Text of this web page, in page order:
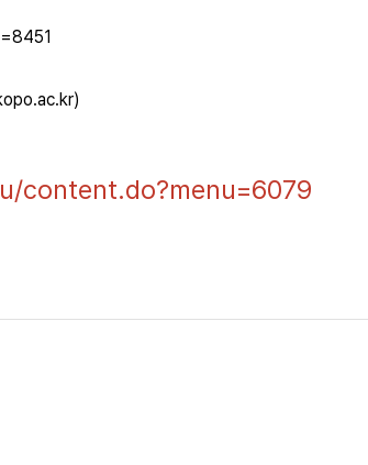
content.do?menu=6079